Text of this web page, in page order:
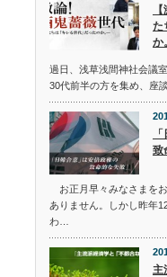
た
か。
過日、浅草浅間神社会議
30代前半の方を集め、座
致
お正月早々みなさまを
ありません。しかし昨年
わ…
主